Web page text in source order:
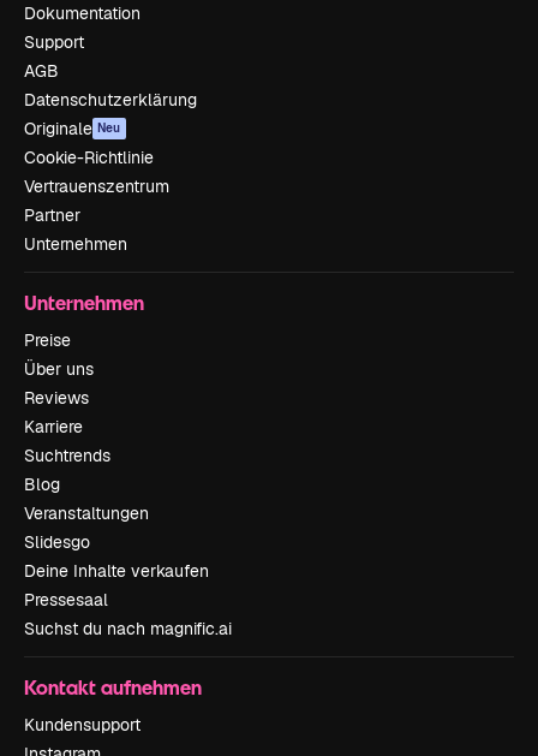
Dokumentation
Support
AGB
Datenschutzerklärung
Originale Neu
Cookie-Richtlinie
Vertrauenszentrum
Partner
Unternehmen
Unternehmen
Preise
Über uns
Reviews
Karriere
Suchtrends
Blog
Veranstaltungen
Slidesgo
Deine Inhalte verkaufen
Pressesaal
Suchst du nach magnific.ai
Kontakt aufnehmen
Kundensupport